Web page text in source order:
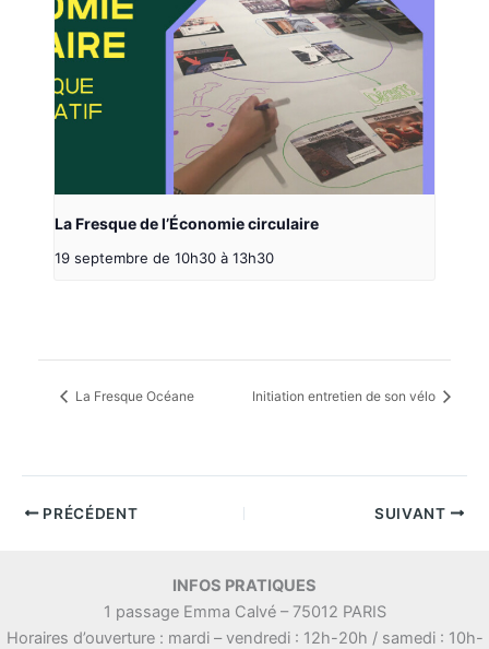
La Fresque de l’Économie circulaire
19 septembre de 10h30 à 13h30
La Fresque Océane Initiation entretien de son vélo
PRÉCÉDENT SUIVANT
INFOS PRATIQUES
1 passage Emma Calvé – 75012 PARIS
Horaires d’ouverture : mardi – vendredi : 12h-20h / samedi : 10h-